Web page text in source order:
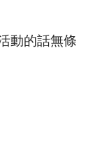
動的話無條